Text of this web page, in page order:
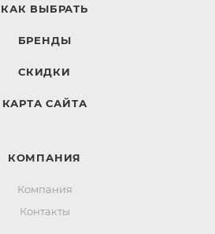
КАК ВЫБРАТЬ
БРЕНДЫ
СКИДКИ
КАРТА САЙТА
КОМПАНИЯ
Компания
Контакты